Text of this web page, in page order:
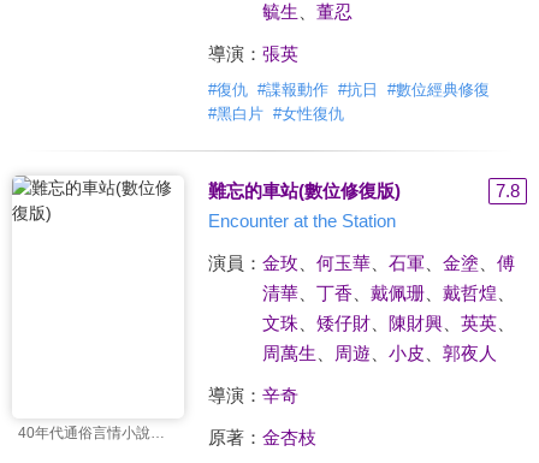
毓生
董忍
導演： 張英
#復仇 #諜報動作 #抗日 #數位經典修復
#黑白片 #女性復仇
40年代通俗言情小說改編
難忘的車站(數位修復版)
7.8
Encounter at the Station
演員： 金玫 何玉華、 石軍、 金塗
傅
清華、 丁香 戴佩珊、 戴哲煌
文珠
矮仔財、 陳財興、 英英、
周萬生
周遊 小皮 郭夜人
導演： 辛奇
原著： 金杏枝